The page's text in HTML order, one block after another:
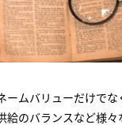
ームバリューだけで
給のバランスなど様